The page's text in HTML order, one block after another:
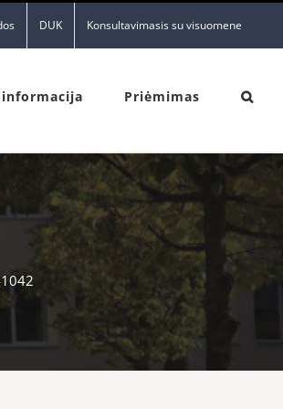
DUK Konsultavimasis su visuomene
Priėmimas